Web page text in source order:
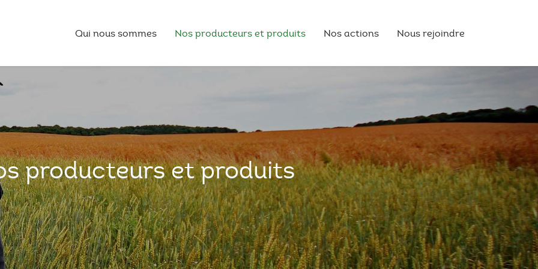
Qui nous sommes Nos producteurs et produits Nos actions Nous rejoindre
producteurs et produits